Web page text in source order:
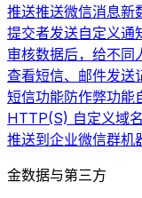
推送推送微信消息新
提交者发送自定义通
审核数据后，给不同
查看短信、邮件发送
短信功能防作弊功能
HTTP(S) 自定义域
推送到企业微信群
金数据与第三方